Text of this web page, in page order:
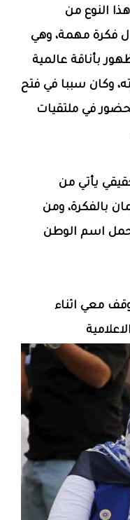
النوع من
فكرة مهمة، وهي
بأناقة عالمية
وكان سببا في فتح
في ملتقيات
يأتي من
بالفكرة، ومن
اسم الوطن
معي اثناء